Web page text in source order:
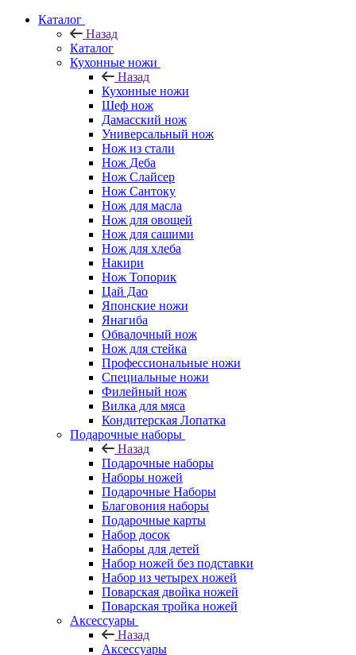
Каталог
Назад
Каталог
Кухонные ножи
Назад
Кухонные ножи
Шеф нож
Дамасский нож
Универсальный нож
Нож из стали
Нож Деба
Нож Слайсер
Нож Сантоку
Нож для масла
Нож для овощей
Нож для сашими
Нож для хлеба
Накири
Нож Топорик
Цай Дао
Японские ножи
Янагиба
Обвалочный нож
Нож для стейка
Профессиональные ножи
Специальные ножи
Филейный нож
Вилка для мяса
Кондитерская Лопатка
Подарочные наборы
Назад
Подарочные наборы
Наборы ножей
Подарочные Наборы
Благовония наборы
Подарочные карты
Набор досок
Наборы для детей
Набор ножей без подставки
Набор из четырех ножей
Поварская двойка ножей
Поварская тройка ножей
Аксессуары
Назад
Аксессуары